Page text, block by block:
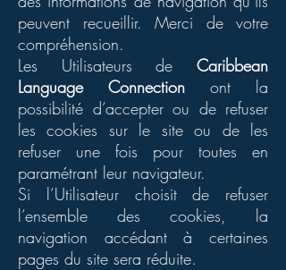
peuvent recueillir. Merci de votre
compréhension.
Les Utilisateurs de Caribbean
Language Connection ont la
possibilité d’accepter ou de refuser
les cookies sur le site ou de les
refuser une fois pour toutes en
paramétrant leur navigateur.
Si l’Utilisateur choisit de refuser
l’ensemble des cookies, la
navigation accédant à certaines
pages du site sera réduite.